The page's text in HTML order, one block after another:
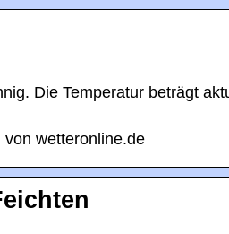
Die Temperatur beträgt
von wetteronline.de